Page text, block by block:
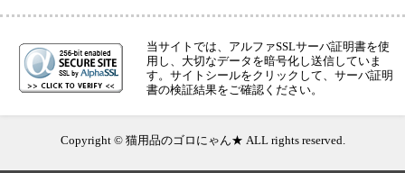
当サイトでは、アルファSSLサーバ証明書を使
用し、大切なデータを暗号化し送信していま
す。サイトシールをクリックして、サーバ証明
書の検証結果をご確認ください。
Copyright © 猫用品のゴロにゃん★ ALL rights reserved.